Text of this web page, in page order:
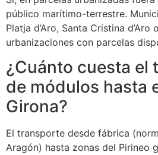
público marítimo-terrestre.
Platja d’Aro, Santa Cristina
urbanizaciones con parcelas
¿Cuánto cuesta el
de módulos hasta
Girona?
El transporte desde fábrica
Aragón) hasta zonas del Pirineo